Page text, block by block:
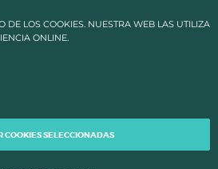
PARA MANTENER LA CALIDAD DE
TUS PLANTAS.
DE LOS COOKIES. NUESTRA WEB LAS UTILIZA
ONLINE.
COOKIES SELECCIONADAS